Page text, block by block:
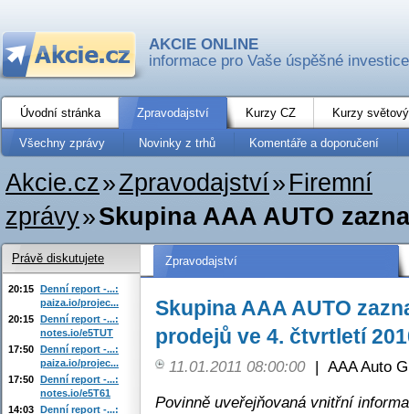
AKCIE ONLINE
informace pro Vaše úspěšné investice
Úvodní stránka Zpravodajství Kurzy CZ Kurzy
Všechny zprávy Novinky z trhů Komentáře a doporučení
Akcie.cz»Zpravodajství» Firemní
zprávy»Skupina AAA AUTO
Zpravodajství
Skupina AAA AUTO
prodejů ve 4. čtvrtletí
11.01.2011 08:00:00 | AAA Auto
Povinně uveřejňovaná vnitřní
Právě diskutujete
20:15 Denní report -...:
paiza.io/projec...
20:15 Denní report -...:
notes.io/e5TUT
17:50 Denní report -...:
paiza.io/projec...
17:50 Denní report -...:
notes.io/e5T61
14:03 Denní report -...: